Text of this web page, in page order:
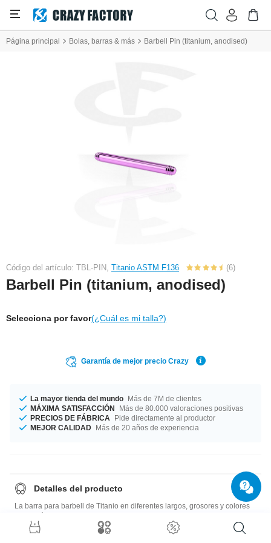
Página principal Bolas, barras & más Barbell Pin (titanium, anodised)
Código del artículo: TBL-PIN, Titanio ASTM F136 (6)
Barbell Pin (titanium, anodised)
Selecciona por favor(¿Cuál es mi talla?)
Garantía de mejor precio Crazy
La mayor tienda del mundo Más de 7M de clientes
MÁXIMA SATISFACCIÓN
Más de 80.000 valoraciones positivas
PRECIOS DE FÁBRICA
Pide directamente al productor
MEJOR CALIDAD Más de 20 años de experiencia
Detalles del producto
La barra para barbell de Titanio en diferentes largos, grosores y colores
es un clásico. Must have!